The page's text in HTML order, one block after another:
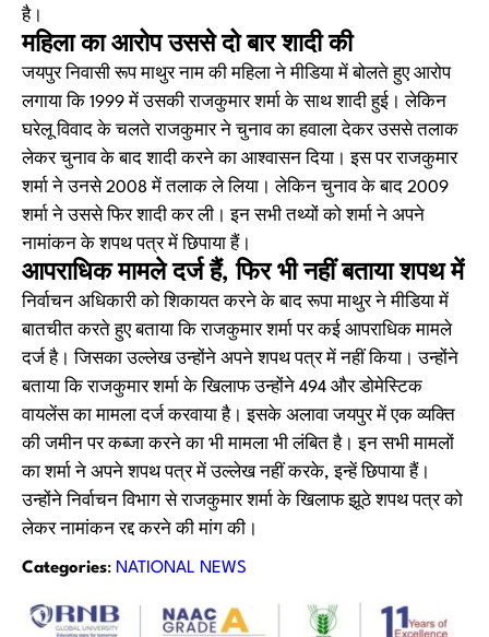
है।
महिला का आरोप उससे दो बार शादी की
जयपुर निवासी रूप माथुर नाम की महिला ने मीडिया में बोलते हुए आरोप
लगाया कि 1999 में उसकी राजकुमार शर्मा के साथ शादी हुई। लेकिन
घरेलू विवाद के चलते राजकुमार ने चुनाव का हवाला देकर उससे तलाक
लेकर चुनाव के बाद शादी करने का आश्वासन दिया। इस पर राजकुमार
शर्मा ने उनसे 2008 में तलाक ले लिया। लेकिन चुनाव के बाद 2009
शर्मा ने उससे फिर शादी कर ली। इन सभी तथ्यों को शर्मा ने अपने
नामांकन के शपथ पत्र में छिपाया हैं।
आपराधिक मामले दर्ज हैं, फिर भी नहीं बताया शपथ में
निर्वाचन अधिकारी को शिकायत करने के बाद रूपा माथुर ने मीडिया में
बातचीत करते हुए बताया कि राजकुमार शर्मा पर कई आपराधिक मामले
दर्ज है। जिसका उल्लेख उन्होंने अपने शपथ पत्र में नहीं किया। उन्होंने
बताया कि राजकुमार शर्मा के खिलाफ उन्होंने 494 और डोमेस्टिक
वायलेंस का मामला दर्ज करवाया है। इसके अलावा जयपुर में एक व्यक्ति
की जमीन पर कब्जा करने का भी मामला भी लंबित है। इन सभी मामलों
का शर्मा ने अपने शपथ पत्र में उल्लेख नहीं करके, इन्हें छिपाया हैं।
उन्होंने निर्वाचन विभाग से राजकुमार शर्मा के खिलाफ झूठे शपथ पत्र को
लेकर नामांकन रद्द करने की मांग की।
Categories: NATIONAL NEWS